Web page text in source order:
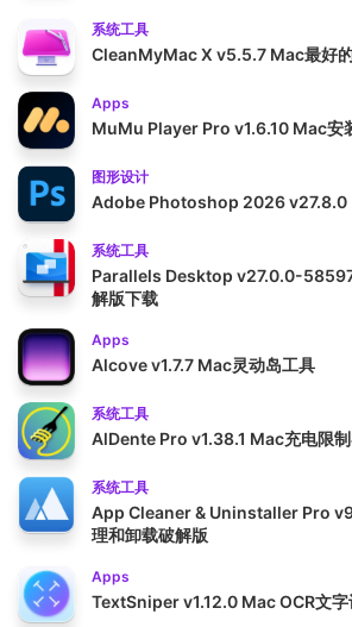
系统工具
CleanMyMac X v5.5.7 Mac最好
Apps
MuMu Player Pro v1.6.10 Mac安
图形设计
Adobe Photoshop 2026 v27.8.0
系统工具
Parallels Desktop v27.0.0-
解版下载
Apps
Alcove v1.7.7 Mac灵动岛工具
系统工具
AlDente Pro v1.38.1 Mac充电限
系统工具
App Cleaner & Uninstaller Pro
理和卸载破解版
Apps
TextSniper v1.12.0 Mac OCR文字